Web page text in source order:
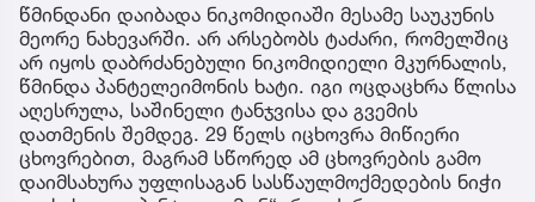
წმინდანი დაიბადა ნიკომიდიაში მესამე საუკუნის
მეორე ნახევარში. არ არსებობს ტაძარი, რომელშიც
არ იყოს დაბრძანებული ნიკომიდიელი მკურნალის,
წმინდა პანტელეიმონის ხატი. იგი ოცდაცხრა წლისა
აღესრულა, საშინელი ტანჯვისა და გვემის
დათმენის შემდეგ. 29 წელს იცხოვრა მიწიერი
ცხოვრებით, მაგრამ სწორედ ამ ცხოვრების გამო
დაიმსახურა უფლისაგან სასწაულმოქმედების ნიჭი